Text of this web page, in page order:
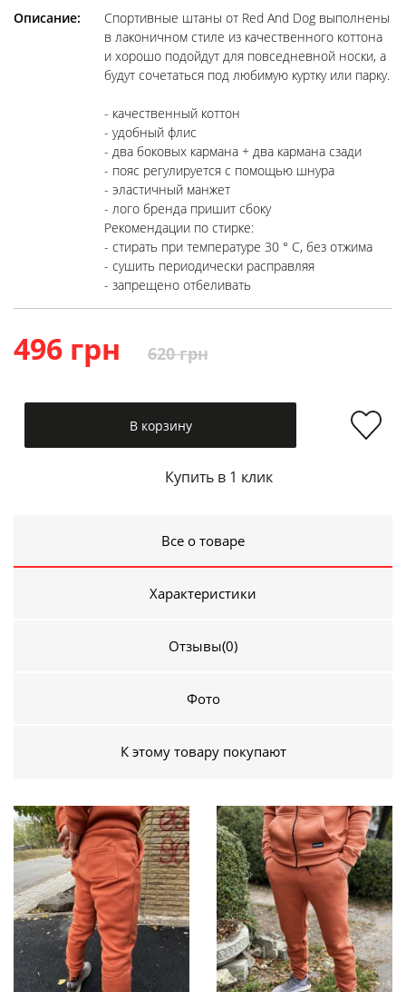
Описание:
Спортивные штаны от Red And Dog выполнены
в лаконичном стиле из качественного коттона
и хорошо подойдут для повседневной носки, а
будут сочетаться под любимую куртку или парку.
- качественный коттон
- удобный флис
- два боковых кармана + два кармана сзади
- пояс регулируется с помощью шнура
- эластичный манжет
- лого бренда пришит сбоку
Рекомендации по стирке:
- стирать при температуре 30 ° C, без отжима
- сушить периодически расправляя
- запрещено отбеливать
496 грн 620 грн
В корзину
Купить в 1 клик
Все о товаре
Характеристики
Отзывы(0)
Фото
К этому товару покупают